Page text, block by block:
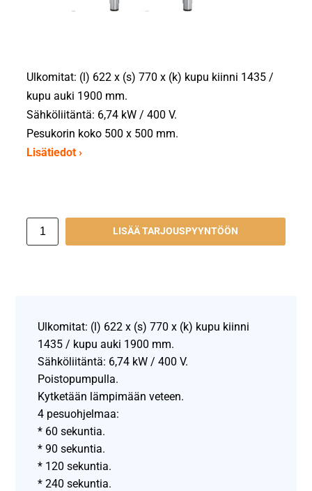
Ulkomitat: (l) 622 x (s) 770 x (k) kupu kiinni 1435 /
kupu auki 1900 mm.
Sähköliitäntä: 6,74 kW / 400 V.
Pesukorin koko 500 x 500 mm.
Lisätiedot ›
LISÄÄ TARJOUSPYYNTÖÖN
Ulkomitat: (l) 622 x (s) 770 x (k) kupu kiinni
1435 / kupu auki 1900 mm.
Sähköliitäntä: 6,74 kW / 400 V.
Poistopumpulla.
Kytketään lämpimään veteen.
4 pesuohjelmaa:
* 60 sekuntia.
* 90 sekuntia.
* 120 sekuntia.
* 240 sekuntia.